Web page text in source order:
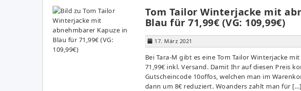
Tom Tailor Winterjacke mit
Blau für 71,99€ (VG: 109,99€)
17. März 2021
Bei Tara-M gibt es eine Tom Tailor Winterjacke
71,99€ inkl. Versand. Damit Ihr auf diesen Preis
Gutscheincode 10offos, welchen man im
dann um 8€ reduziert. Woanders zahlt man für […]